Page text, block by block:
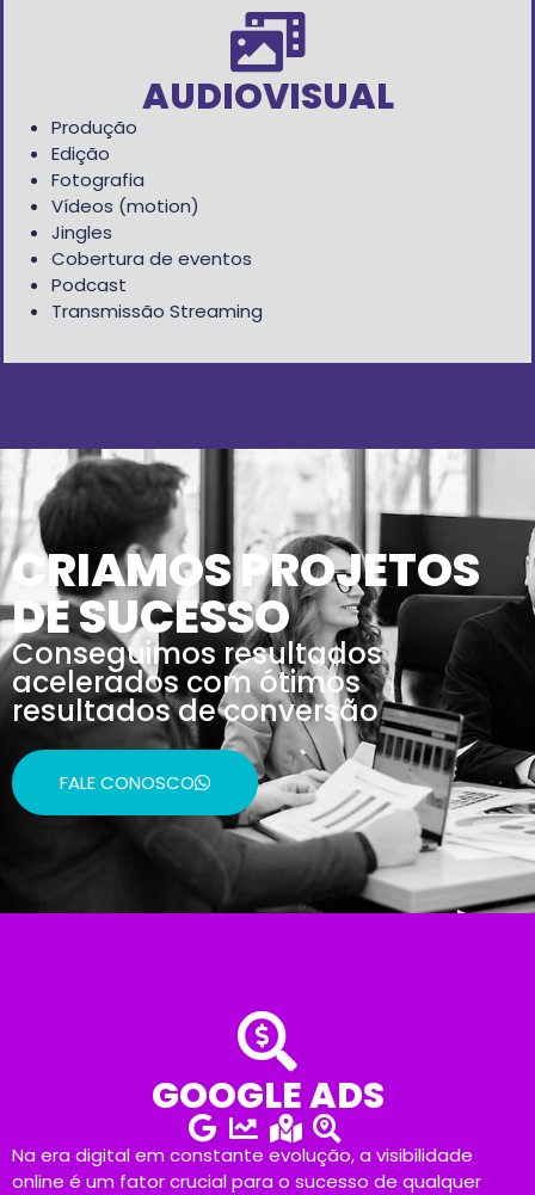
AUDIOVISUAL
Produção
Edição
Fotografia
Vídeos (motion)
Jingles
Cobertura de eventos
Podcast
Transmissão Streaming
CRIAMOS PROJETOS
DE SUCESSO
Conseguimos resultados
acelerados com ótimos
resultados de conversão
FALE CONOSCO
GOOGLE ADS
Na era digital em constante evolução, a visibilidade
online é um fator crucial para o sucesso de qualquer